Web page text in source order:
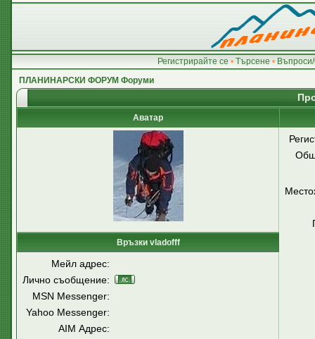
Регистрирайте се • Търсене •
ПЛАНИНАРСКИ ФОРУМ Форуми
Аватар
Връзки vladofff
Мейл адрес:
Лично съобщение:
MSN Messenger:
Yahoo Messenger:
AIM Адрес: